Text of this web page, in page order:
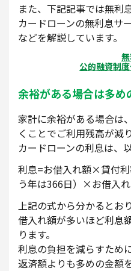
また、下記記事では無利
カードローンの無利息サ
などを解説しています。
公的融資制
余裕がある場合は多め
家計に余裕がある場合は
くことでご利用残高が減
カードローンの利息は、
利息=お借入れ額×貸付
う年は366日）×お借入
上記の式から分かるとお
借入れ額が多いほど利息
ります。
利息の負担を減らすため
返済額よりも多めの金額